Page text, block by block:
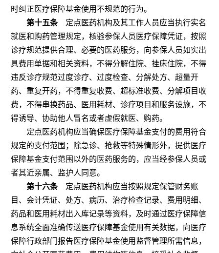
时纠正医疗保障基金使用不规范的行为。
第十五条定点医药机构及其工作人员应当执行实名
就医和购药管理规定，核验参保人员医疗保障凭证，按照
诊疗规范提供合理、必要的医药服务，向参保人员如实出
具费用单据和相关资料，不得分解住院、挂床住院，不得
违反诊疗规范过度诊疗、过度检查、分解处方、超量开
药、重复开药，不得重复收费、超标准收费、分解项目收
费，不得串换药品、医用耗材、诊疗项目和服务设施，不
得诱导、协助他人冒名或者虚假就医、购药。
定点医药机构应当确保医疗保障基金支付的费用符合
规定的支付范围；除急诊、抢救等特殊情形外，提供医疗
保障基金支付范围以外的医药服务的，应当经参保人员或
者其近亲属、监护人同意。
第十六条定点医药机构应当按照规定保管财务账
目、会计凭证、处方、病历、治疗检查记录、费用明细、
药品和医用耗材出入库记录等资料，及时通过医疗保障信
息系统全面准确传送医疗保障基金使用有关数据，向医疗
保障行政部门报告医疗保障基金使用监督管理所需信息，